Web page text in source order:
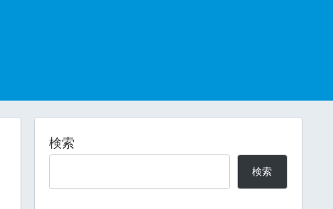
検索
検索